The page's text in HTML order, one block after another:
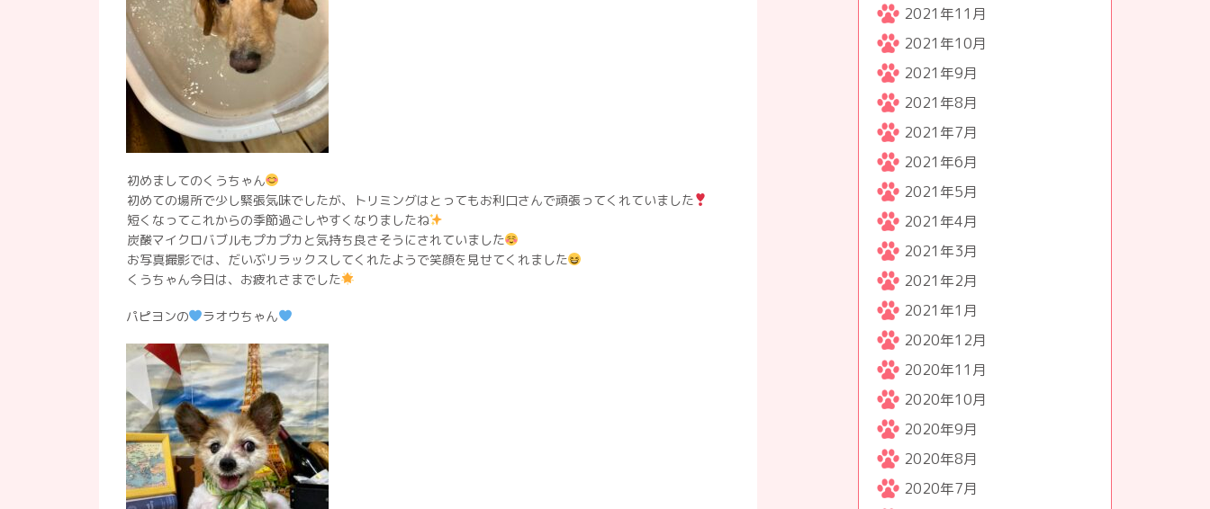
初めましてのくうちゃん
初めての場所で少し緊張気味でしたが、トリミングはとってもお利口さんで頑張ってくれていました
短くなってこれからの季節過ごしやすくなりましたね
炭酸マイクロバブルもプカプカと気持ち良さそうにされていました
お写真撮影では、だいぶリラックスしてくれたようで笑顔を見せてくれました
くうちゃん今日は、お疲れさまでした
パピヨンの ラオウちゃん
2021年11月
2021年10月
2021年9月
2021年8月
2021年7月
2021年6月
2021年5月
2021年4月
2021年3月
2021年2月
2021年1月
2020年12月
2020年11月
2020年10月
2020年9月
2020年8月
2020年7月